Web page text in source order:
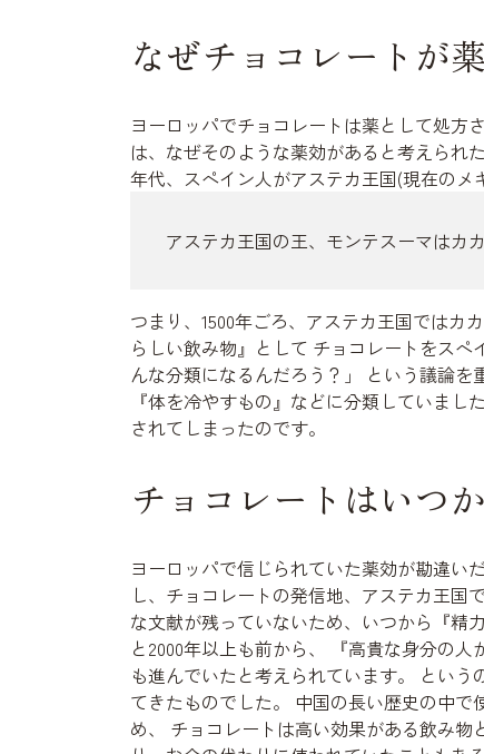
なぜチョコレートが
ヨーロッパでチョコレートは薬として処方
は、なぜそのような薬効があると考えられ
年代、スペイン人がアステカ王国(現在のメ
アステカ王国の王、モンテスーマはカ
つまり、1500年ごろ、アステカ王国ではカ
らしい飲み物』として チョコレートをス
んな分類になるんだろう？」 という議論を
『体を冷やすもの』などに分類していま
されてしまったのです。
チョコレートはいつ
ヨーロッパで信じられていた薬効が勘違い
し、チョコレートの発信地、アステカ王
な文献が残っていないため、いつから『精
と2000年以上も前から、 『高貴な身分の
も進んでいたと考えられています。 とい
てきたものでした。 中国の長い歴史の中
め、 チョコレートは高い効果がある飲み